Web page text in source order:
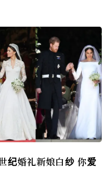
纪婚礼新娘白纱 你爱